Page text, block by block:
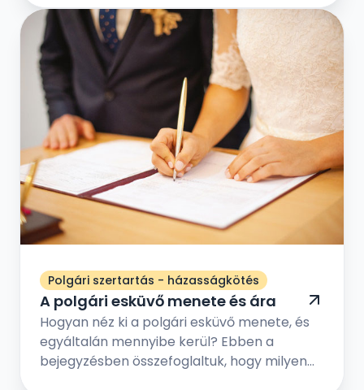
foghatod személyesre is az esküvői
gratulációt. De ha nincs írói vénád, akkor
máshonnan is inspirálódhatsz.
Polgári szertartás - házasságkötés
A polgári esküvő menete és ára
Hogyan néz ki a polgári esküvő menete, és
egyáltalán mennyibe kerül? Ebben a
bejegyzésben összefoglaltuk, hogy milyen